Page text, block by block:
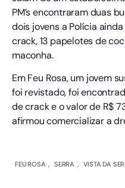
PM’s encontraram duas
dois jovens a Polícia
crack, 13 papelotes de
maconha.
Em Feu Rosa, um jovem
foi revistado, foi
de crack e o valor de R$
afirmou comercializar a
FEU ROSA , SERRA , VISTA DA